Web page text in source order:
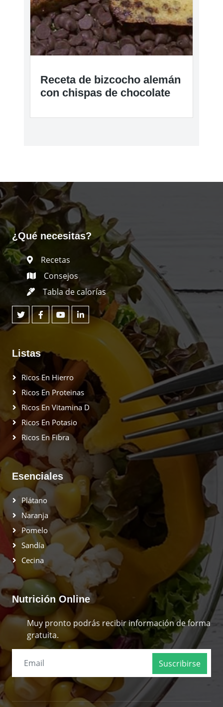
Receta de bizcocho alemán
con chispas de chocolate
¿Qué necesitas?
Recetas
Consejos
Tabla de calorías
Listas
Ricos En Hierro
Ricos En Proteinas
Ricos En Vitamina D
Ricos En Potasio
Ricos En Fibra
Esenciales
Plátano
Naranja
Pomelo
Sandía
Cecina
Nutrición Online
Muy pronto podrás recibir información de forma
gratuita.
Suscribirse